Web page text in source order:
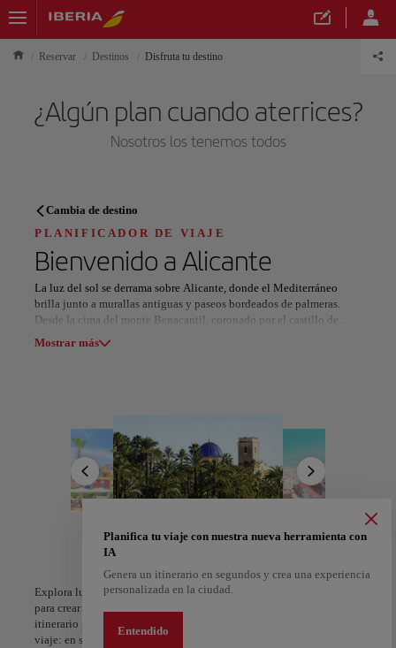
Reservar Destinos Disfruta tu destino
¿Algún plan cuando aterrices?
Nosotros los tenemos todos
PLANIFICADOR DE VIAJE
Descubre tu próximo destino
Nuestros destinos
A Coruña
España
Cambia de destino
PLANIFICADOR DE VIAJE
Bienvenido a Alicante
La luz del sol se derrama sobre Alicante, donde el Mediterráneo
brilla junto a murallas antiguas y paseos bordeados de palmeras.
Desde la cima del monte Benacantil, coronado por el castillo de
Santa Bárbara, la ciudad se despliega como un mosaico vivo de
calas tranquilas del Cabo de la Huerta y la isla de Tabarca, un
paraíso marino protegido. Degustar el arroz a banda, el marisco
fresco y los vinos locales que celebran el espíritu mediterráneo.
Alicante invita a detener el tiempo, sentir la brisa marina y vivir
cada instante rodeado de belleza. Subir al castillo al atardecer,
Juan. Planea tu escapada y comienza a explorar este tesoro radiante
del Mediterráneo.
Mostrar más
Explora lugares, experiencias y marca con el corazón tus favoritos
para crear tu ruta y compartirla. ¿Quieres más ideas? Obtén un
itinerario personalizado según tus intereses y la duración de tu
viaje: en sólo dos pasos y descargable en Google Maps.
Planifica tu viaje con nuestra nueva herramienta con
IA
Genera un itinerario en segundos y crea una experiencia
personalizada en la ciudad.
Entendido